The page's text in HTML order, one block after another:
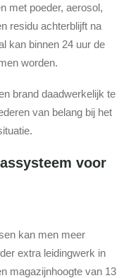
met poeder, aerosol,
residu achterblijft na
kan binnen 24 uur de
worden.
brand daadwerkelijk te
van belang bij het
voor
kan men meer
extra leidingwerk in
magazijnhoogte van 13